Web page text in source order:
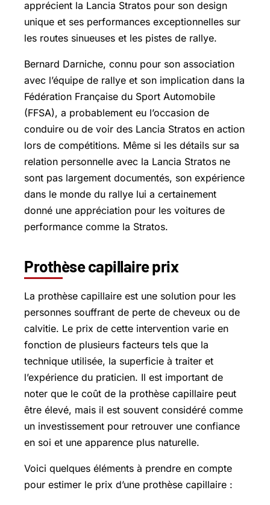
apprécient la Lancia Stratos pour son design
unique et ses performances exceptionnelles sur
les routes sinueuses et les pistes de rallye.
Bernard Darniche, connu pour son association
avec l’équipe de rallye et son implication dans la
Fédération Française du Sport Automobile
(FFSA), a probablement eu l’occasion de
conduire ou de voir des Lancia Stratos en action
lors de compétitions. Même si les détails sur sa
relation personnelle avec la Lancia Stratos ne
sont pas largement documentés, son expérience
dans le monde du rallye lui a certainement
donné une appréciation pour les voitures de
performance comme la Stratos.
Prothèse capillaire prix
La prothèse capillaire est une solution pour les
personnes souffrant de perte de cheveux ou de
calvitie. Le prix de cette intervention varie en
fonction de plusieurs facteurs tels que la
technique utilisée, la superficie à traiter et
l’expérience du praticien. Il est important de
noter que le coût de la prothèse capillaire peut
être élevé, mais il est souvent considéré comme
un investissement pour retrouver une confiance
en soi et une apparence plus naturelle.
Voici quelques éléments à prendre en compte
pour estimer le prix d’une prothèse capillaire :